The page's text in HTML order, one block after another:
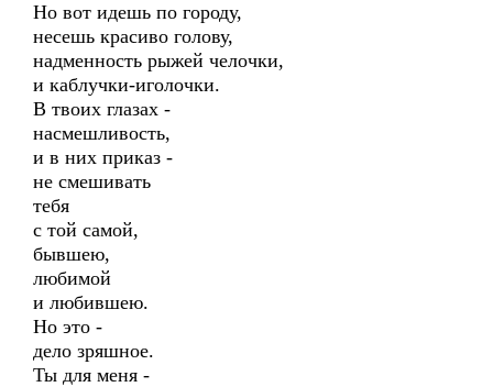
Но вот идешь по городу,
несешь красиво голову,
надменность рыжей челочки,
и каблучки-иголочки.
В твоих глазах -
насмешливость,
и в них приказ -
не смешивать
тебя
с той самой,
бывшею,
любимой
и любившею.
Но это -
дело зряшное.
Ты для меня -